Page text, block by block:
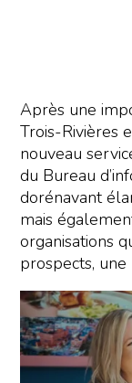
Après une
Trois-Rivières
nouveau
du Bureau
dorénavant
mais
organisations
prospects,